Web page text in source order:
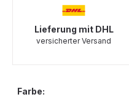
Lieferung mit DHL
versicherter Versand
Farbe: